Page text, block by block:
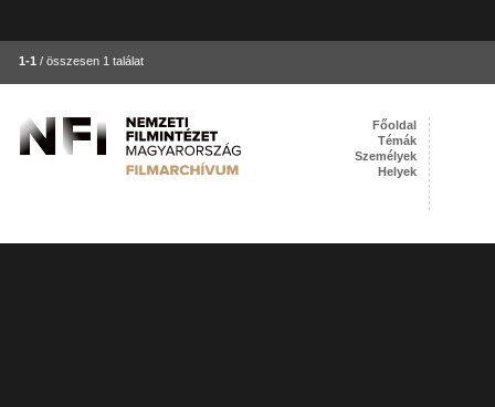
1-1 / összesen 1 találat
Főoldal
Témák
Személyek
Helyek